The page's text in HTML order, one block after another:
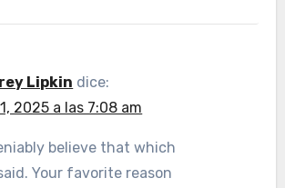
Lipkin dice:
2025 a las 7:08 am
believe that which
Your favorite reason